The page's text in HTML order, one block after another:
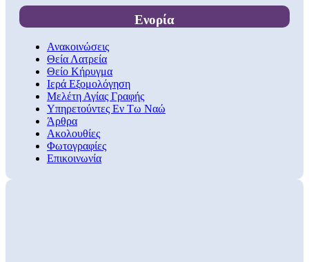
Ενορία
Ανακοινώσεις
Θεία Λατρεία
Θείο Κήρυγμα
Ιερά Εξομολόγηση
Μελέτη Αγίας Γραφής
Υπηρετούντες Εν Τω Ναώ
Άρθρα
Ακολουθίες
Φωτογραφίες
Επικοινωνία